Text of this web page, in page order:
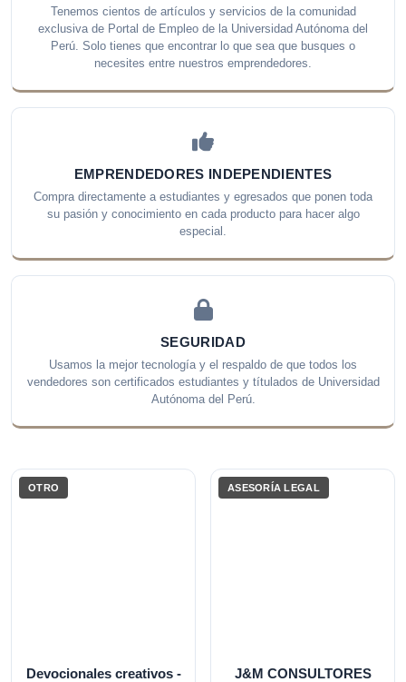
Tenemos cientos de artículos y servicios de la comunidad
exclusiva de Portal de Empleo de la Universidad Autónoma del
Perú. Solo tienes que encontrar lo que sea que busques o
necesites entre nuestros emprendedores.
EMPRENDEDORES INDEPENDIENTES
Compra directamente a estudiantes y egresados que ponen toda
su pasión y conocimiento en cada producto para hacer algo
especial.
SEGURIDAD
Usamos la mejor tecnología y el respaldo de que todos los
vendedores son certificados estudiantes y títulados de Universidad
Autónoma del Perú.
OTRO
Devocionales creativos -
ASESORÍA LEGAL
J&M CONSULTORES